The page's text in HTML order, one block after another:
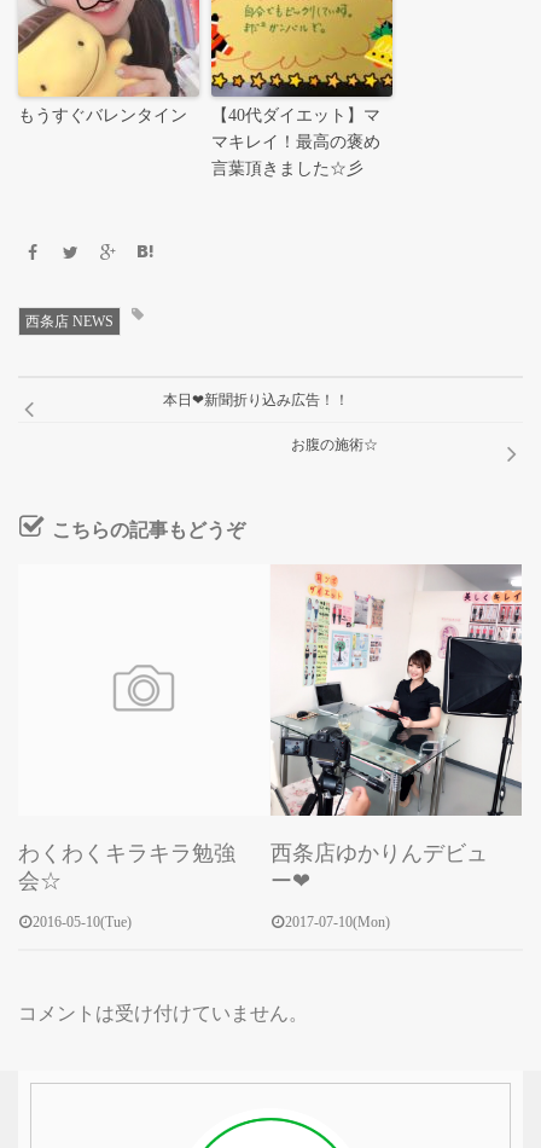
もうすぐバレンタイン
【40代ダイエット】マ
マキレイ！最高の褒め
言葉頂きました☆彡
西条店 NEWS
本日❤新聞折り込み広告！！
お腹の施術☆
こちらの記事もどうぞ
わくわくキラキラ勉強
会☆
2016-05-10(Tue)
西条店ゆかりんデビュ
ー❤
2017-07-10(Mon)
コメントは受け付けていません。